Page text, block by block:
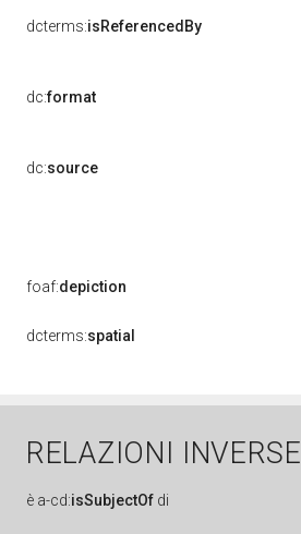
dcterms:isReferencedBy
dc:format
dc:source
foaf:depiction
dcterms:spatial
RELAZIONI INVERSE
è a-cd:isSubjectOf di